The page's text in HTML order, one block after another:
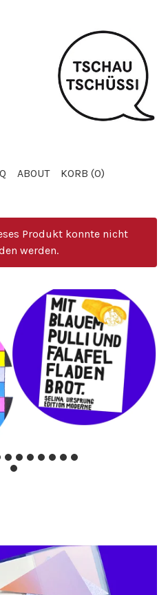
ABOUT KORB (0)
Produkt konnte nicht
werden.